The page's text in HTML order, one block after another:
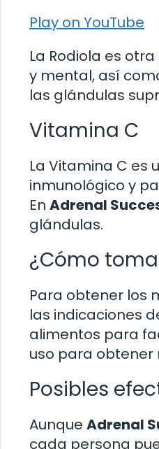
Play on YouTube
La Rodiola es
y mental, así
las glándulas
Vitamina C
La Vitamina C es
inmunológico y
En Adrenal
glándulas.
¿Cómo
Para obtener los
las indicaciones
alimentos para
uso para obtener
Posibles
Aunque Adrenal
cada persona